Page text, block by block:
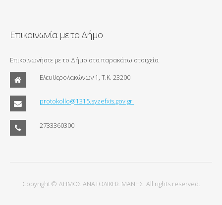
Επικοινωνία με το Δήμο
Επικοινωνήστε με το Δήμο στα παρακάτω στοιχεία
Ελευθερολακώνων 1, Τ.Κ. 23200
protokollo@1315.syzefxis.gov.gr.
2733360300
Copyright © ΔΗΜΟΣ ΑΝΑΤΟΛΙΚΗΣ ΜΑΝΗΣ. All rights reserved.